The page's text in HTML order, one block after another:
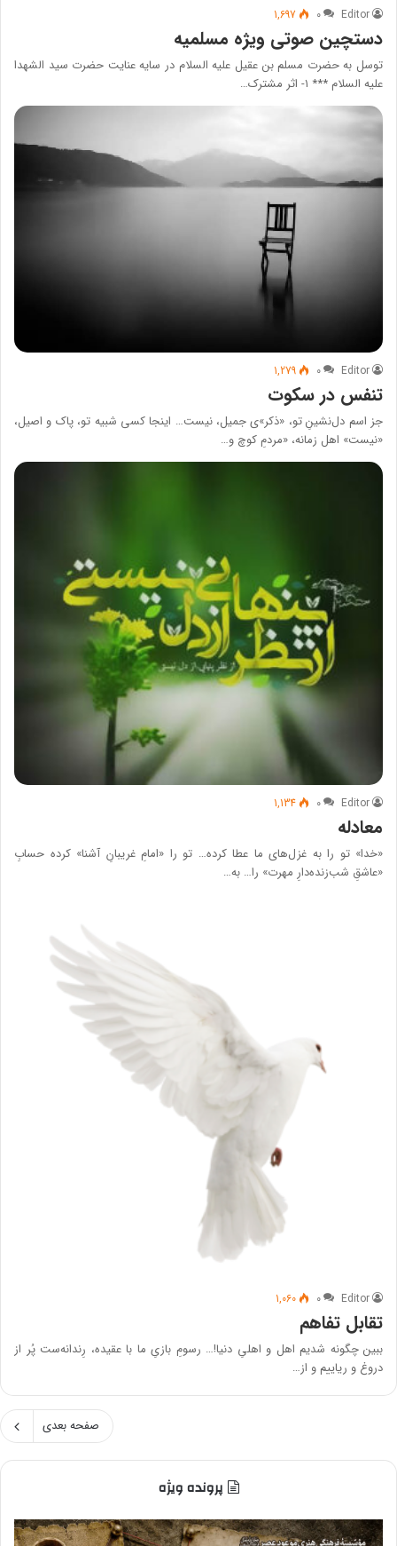
Editor ۰ 1,697
دستچین صوتی ویژه مسلمیه
توسل به حضرت مسلم بن عقیل علیه السلام در سایه عنایت حضرت سید الشهدا
علیه السلام *** ۱- اثر مشترک…
Editor ۰ 1,279
تنفس در سکوت
جز اسم دل‌نشینِ تو، «ذکر»ی جمیل، نیست… اینجا کسی شبیه تو، پاک و اصیل،
«نیست» اهل زمانه، «مردمِ کوچ و…
Editor ۰ 1,134
معادله
«خدا» تو را به غزل‌های ما عطا کرده… تو را «امامِ غریبانِ آشنا» کرده حسابِ
«عاشقِ شب‌زنده‌دارِ مهرت» را… به…
Editor ۰ 1,060
تقابل تفاهم
ببین چگونه شدیم اهل و اهلیِ دنیا!… رسومِ بازیِ ما با عقیده، رِندانه‌ست پُر از
دروغ و ریاییم و از…
صفحه بعدی
پرونده ویژه